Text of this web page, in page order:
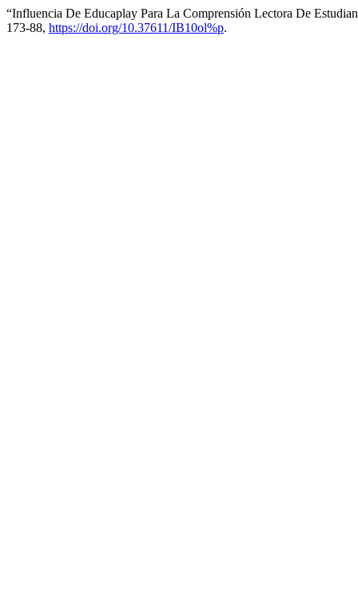
“Influencia De Educaplay Para La Comprensión Lectora De
173-88, https://doi.org/10.37611/IB10ol%p.